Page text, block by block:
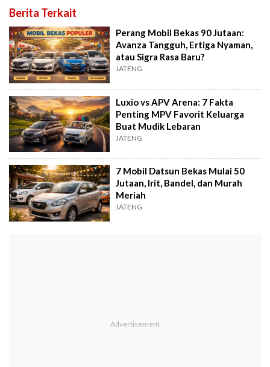
Berita Terkait
Perang Mobil Bekas 90 Jutaan:
Avanza Tangguh, Ertiga Nyaman,
atau Sigra Rasa Baru?
JATENG
Luxio vs APV Arena: 7 Fakta
Penting MPV Favorit Keluarga
Buat Mudik Lebaran
JATENG
7 Mobil Datsun Bekas Mulai 50
Jutaan, Irit, Bandel, dan Murah
Meriah
JATENG